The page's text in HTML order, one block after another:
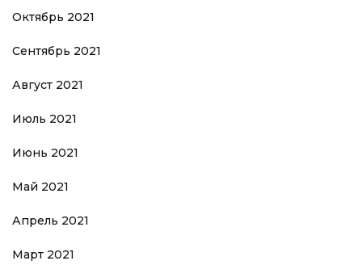
Октябрь 2021
Сентябрь 2021
Август 2021
Июль 2021
Июнь 2021
Май 2021
Апрель 2021
Март 2021